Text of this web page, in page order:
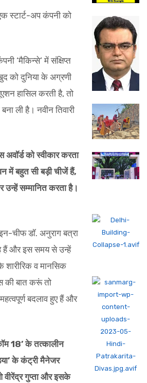
स्टार्ट-अप कंपनी को
‘मैकिन्से’ में संक्षिप्त
को दुनिया के अग्रणी
हासिल करती है, तो
ली है। नवीन तिवारी
को स्वीकार करता
में बहुत सी बड़ी चीजें हैं,
सम्मानित करता है।
चीफ डॉ. अनुराग बत्रा
हैं और इस समय से उन्हें
शारीरिक व मानसिक
की बात करूं तो
बदलाव हुए हैं और
18’ के तत्कालीन
के कंट्री मैनेजर
वीरेंद्र गुप्ता और इसके